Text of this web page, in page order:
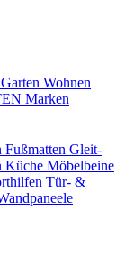
Garten Wohnen
Marken
Fußmatten Gleit-
Küche Möbelbeine
Tür- &